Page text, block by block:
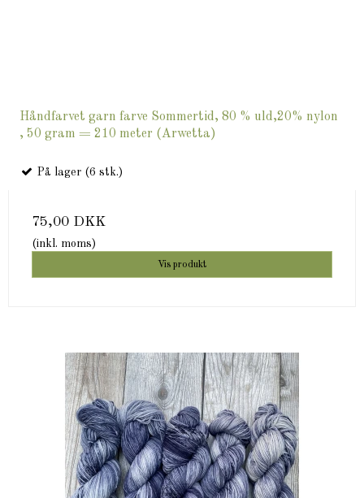
Håndfarvet garn farve Sommertid, 80 % uld,20% nylon
, 50 gram = 210 meter (Arwetta)
På lager (6 stk.)
75,00 DKK
(inkl. moms)
Vis produkt